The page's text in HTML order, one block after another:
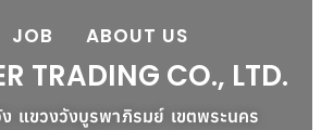
JOB ABOUT US
TRADING CO., LTD.
แขวงวังบูรพาภิรมย์ เขตพระนคร